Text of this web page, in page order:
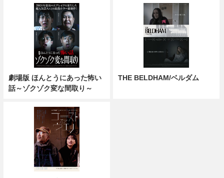
劇場版 ほんとうにあった怖い
話～ゾクゾク変な間取り～
THE BELDHAM/ベルダム